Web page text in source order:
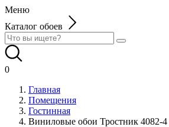
Меню
Каталог обоев
0
Главная
Помещения
Гостинная
Виниловые обои Тростник 4082-4